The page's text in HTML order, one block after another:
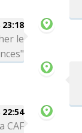
le
CAF